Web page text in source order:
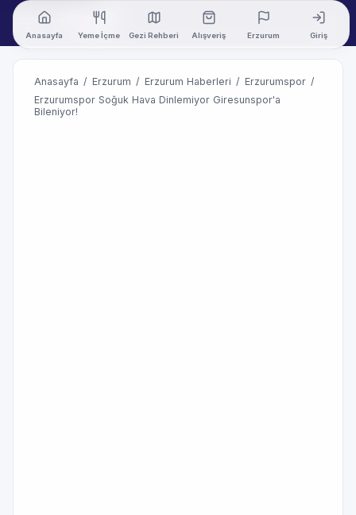
Anasayfa Yeme İçme Gezi Rehberi Alışveriş Erzurum Giriş
Anasayfa / Erzurum / Erzurum Haberleri / Erzurumspor /
Erzurumspor Soğuk Hava Dinlemiyor Giresunspor'a
Bileniyor!